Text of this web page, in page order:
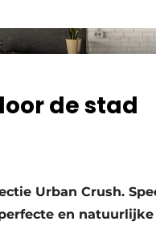
de stad
Urban Crush.
en